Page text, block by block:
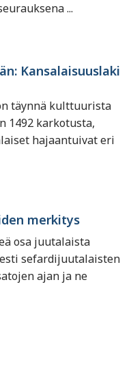
...
Kansalaisuuslaki
täynnä kulttuurista
1492 karkotusta,
hajaantuivat eri
merkitys
osa juutalaista
sefardijuutalaisten
ajan ja ne